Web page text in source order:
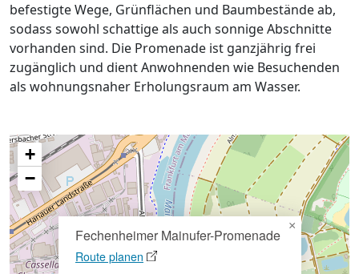
befestigte Wege, Grünflächen und Baumbestände ab,
sodass sowohl schattige als auch sonnige Abschnitte
vorhanden sind. Die Promenade ist ganzjährig frei
zugänglich und dient Anwohnenden wie Besuchenden
als wohnungsnaher Erholungsraum am Wasser.
Fechenheimer Mainufer-Promenade
Route planen
×
+
−